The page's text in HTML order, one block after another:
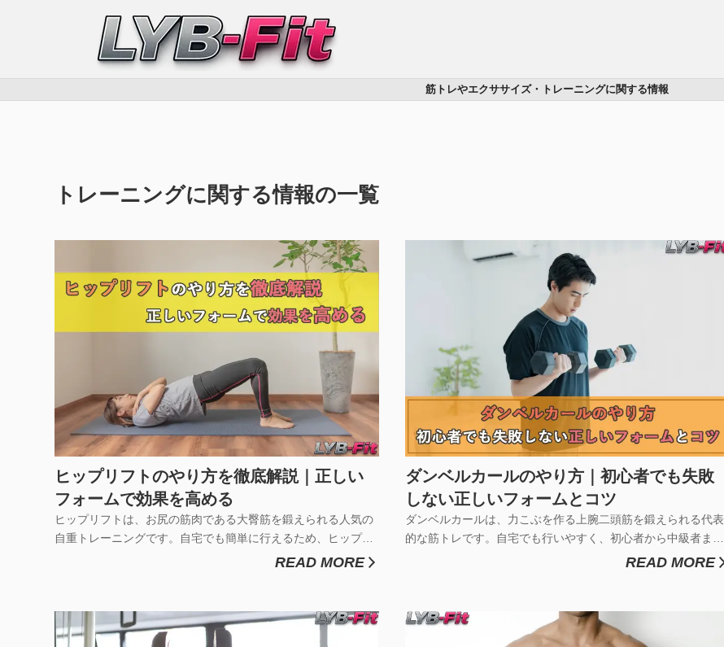
筋トレやエクササイズ・トレーニングに関する情報
トレーニングに関する情報の一覧
ヒップリフトのやり方を徹底解説｜正しい
フォームで効果を高める
ヒップリフトは、お尻の筋肉である大臀筋を鍛えられる人気の
自重トレーニングです。自宅でも簡単に行えるため、ヒップア
ップや下半身の引き締めを目的に取り入れる方が増えています
た動作は、トレーニン...
READ MORE
ダンベルカールのやり方｜初心者でも失敗
しない正しいフォームとコツ
ダンベルカールは、力こぶを作る上腕二頭筋を鍛えられる代表
的な筋トレです。自宅でも行いやすく、初心者から中級者まで
幅広く人気があります。しかし、間違ったフォームで行うと
にも。この記事では、ダ...
READ MORE